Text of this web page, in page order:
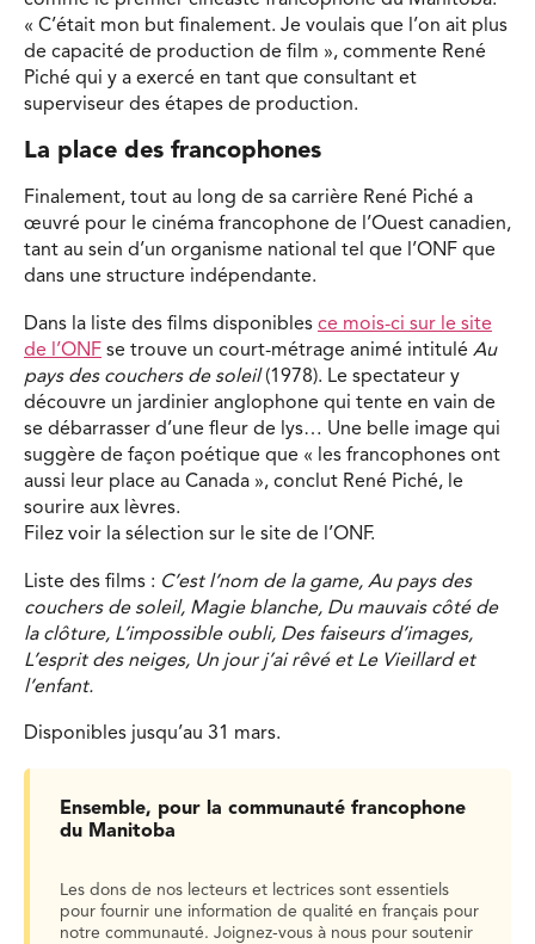
« C’était mon but finalement. Je voulais que l’on ait plus
de capacité de production de film », commente René
Piché qui y a exercé en tant que consultant et
superviseur des étapes de production.
La place des francophones
Finalement, tout au long de sa carrière René Piché a
œuvré pour le cinéma francophone de l’Ouest canadien,
tant au sein d’un organisme national tel que l’ONF que
dans une structure indépendante.
Dans la liste des films disponibles ce mois-ci sur le site
de l’ONF se trouve un court-métrage animé intitulé Au
pays des couchers de soleil(1978). Le spectateur y
découvre un jardinier anglophone qui tente en vain de
se débarrasser d’une fleur de lys… Une belle image qui
suggère de façon poétique que « les francophones ont
aussi leur place au Canada », conclut René Piché, le
sourire aux lèvres.
Filez voir la sélection sur le site de l’ONF.
Liste des films : C’est l’nom de la game, Au pays des
couchers de soleil, Magie blanche, Du mauvais côté de
la clôture, L’impossible oubli, Des faiseurs d’images,
L’esprit des neiges, Un jour j’ai rêvé et Le Vieillard et
l’enfant.
Disponibles jusqu’au 31 mars.
Ensemble, pour la communauté francophone
du Manitoba
Les dons de nos lecteurs et lectrices sont essentiels
pour fournir une information de qualité en français pour
notre communauté. Joignez-vous à nous pour soutenir